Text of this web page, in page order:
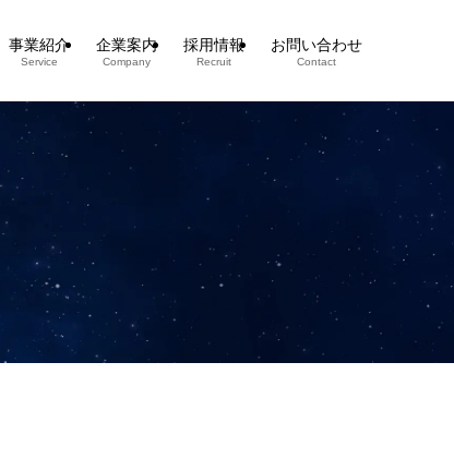
事業紹介
Service
企業案内
Company
採用情報
Recruit
お問い合わせ
Contact